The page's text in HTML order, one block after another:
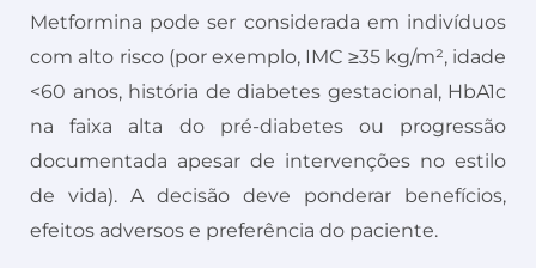
Metformina pode ser considerada em indivíduos
com alto risco (por exemplo, IMC ≥35 kg/m², idade
<60 anos, história de diabetes gestacional, HbA1c
na faixa alta do pré-diabetes ou progressão
documentada apesar de intervenções no estilo
de vida). A decisão deve ponderar benefícios,
efeitos adversos e preferência do paciente.